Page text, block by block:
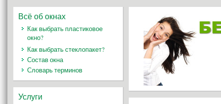
Всё об окнах
Как выбрать пластиковое
окно?
Как выбрать стеклопакет?
Состав окна
Словарь терминов
Услуги